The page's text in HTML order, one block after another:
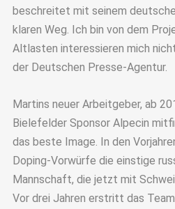
beschreitet mit seinem
klaren Weg. Ich bin von dem
Altlasten interessieren mich
der Deutschen Presse-Agentur.
Martins neuer Arbeitgeber, ab
Bielefelder Sponsor Alpecin
das beste Image. In den
Doping-Vorwürfe die einstige
Mannschaft, die jetzt mit
Vor drei Jahren erstritt das